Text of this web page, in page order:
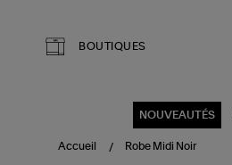
BOUTIQUES
NOUVEAUTÉS
Accueil Robe Midi Noir